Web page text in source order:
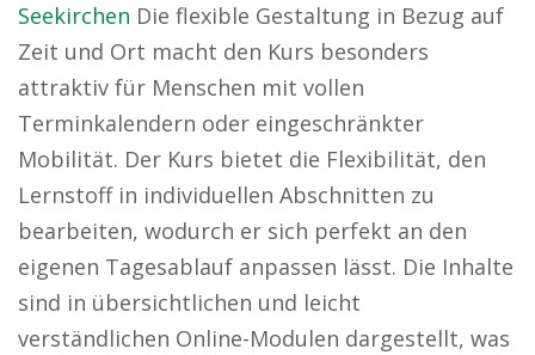
Seekirchen Die flexible Gestaltung in Bezug auf
Zeit und Ort macht den Kurs besonders
attraktiv für Menschen mit vollen
Terminkalendern oder eingeschränkter
Mobilität. Der Kurs bietet die Flexibilität, den
Lernstoff in individuellen Abschnitten zu
bearbeiten, wodurch er sich perfekt an den
eigenen Tagesablauf anpassen lässt. Die Inhalte
sind in übersichtlichen und leicht
verständlichen Online-Modulen dargestellt, was